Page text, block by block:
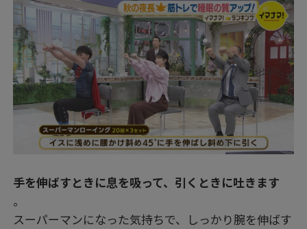
手を伸ばすときに息を吸って、引くときに吐きます
。
スーパーマンになった気持ちで、しっかり腕を伸ばす